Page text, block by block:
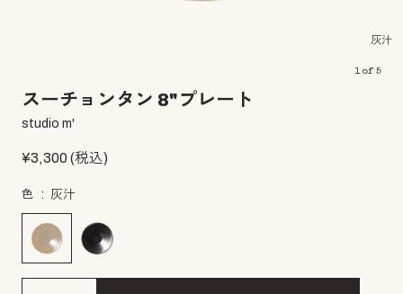
灰汁
1of 5
スーチョンタン 8"プレート
studio m'
¥3,300(税込)
色 灰汁